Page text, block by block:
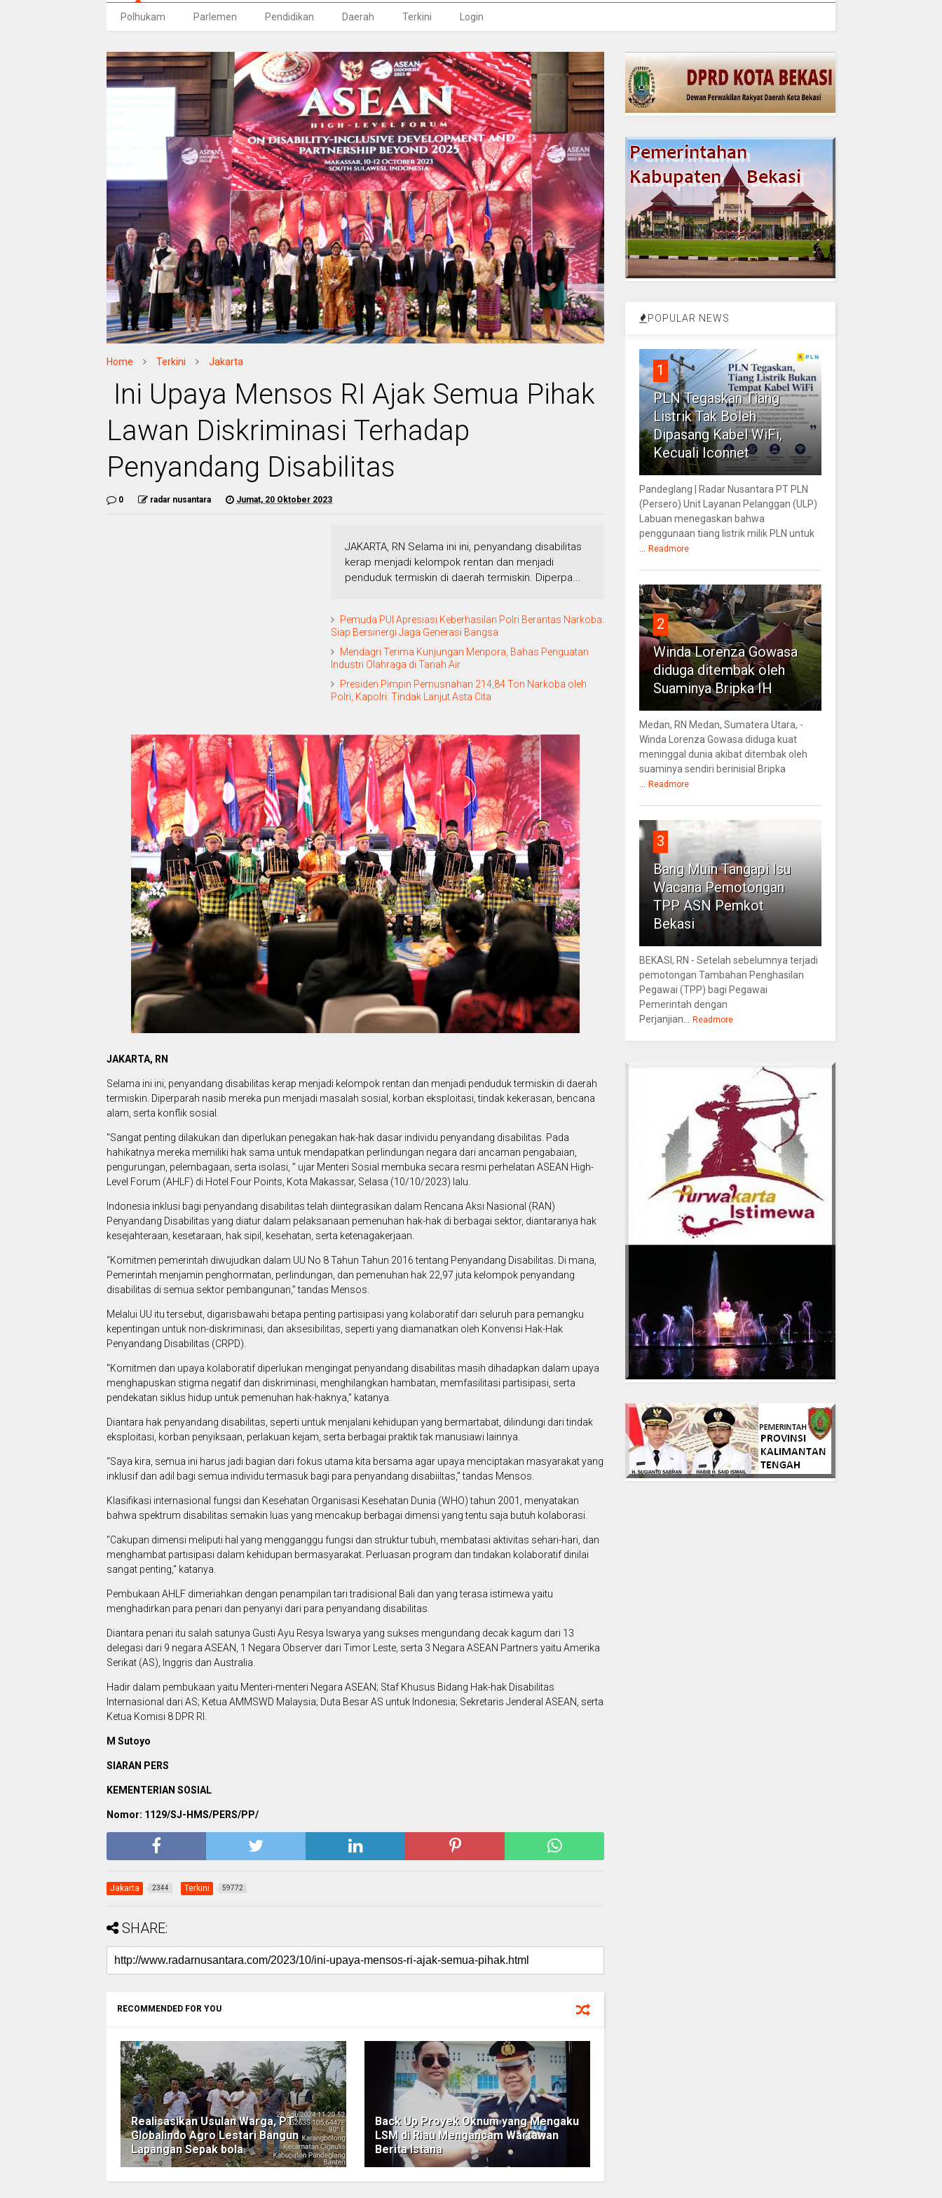
Polhukam Parlemen Pendidikan Daerah Terkini Login
Home Terkini Jakarta
Ini Upaya Mensos RI Ajak Semua Pihak
Lawan Diskriminasi Terhadap
Penyandang Disabilitas
0 radar nusantara Jumat, 20 Oktober 2023
JAKARTA, RN Selama ini ini, penyandang disabilitas
kerap menjadi kelompok rentan dan menjadi
penduduk termiskin di daerah termiskin. Diperpa...
Pemuda PUI Apresiasi Keberhasilan Polri Berantas Narkoba:
Siap Bersinergi Jaga Generasi Bangsa
Mendagri Terima Kunjungan Menpora, Bahas Penguatan
Industri Olahraga di Tanah Air
Presiden Pimpin Pemusnahan 214,84 Ton Narkoba oleh
Polri, Kapolri: Tindak Lanjut Asta Cita
JAKARTA, RN
Selama ini ini, penyandang disabilitas kerap menjadi kelompok rentan dan menjadi penduduk termiskin di daerah
termiskin. Diperparah nasib mereka pun menjadi masalah sosial, korban eksploitasi, tindak kekerasan, bencana
alam, serta konflik sosial.
"Sangat penting dilakukan dan diperlukan penegakan hak-hak dasar individu penyandang disabilitas. Pada
hahikatnya mereka memiliki hak sama untuk mendapatkan perlindungan negara dari ancaman pengabaian,
pengurungan, pelembagaan, serta isolasi, ” ujar Menteri Sosial membuka secara resmi perhelatan ASEAN High-
Level Forum (AHLF) di Hotel Four Points, Kota Makassar, Selasa (10/10/2023) lalu.
Indonesia inklusi bagi penyandang disabilitas telah diintegrasikan dalam Rencana Aksi Nasional (RAN)
Penyandang Disabilitas yang diatur dalam pelaksanaan pemenuhan hak-hak di berbagai sektor, diantaranya hak
kesejahteraan, kesetaraan, hak sipil, kesehatan, serta ketenagakerjaan.
“Komitmen pemerintah diwujudkan dalam UU No 8 Tahun Tahun 2016 tentang Penyandang Disabilitas. Di mana,
Pemerintah menjamin penghormatan, perlindungan, dan pemenuhan hak 22,97 juta kelompok penyandang
disabilitas di semua sektor pembangunan,” tandas Mensos.
Melalui UU itu tersebut, digarisbawahi betapa penting partisipasi yang kolaboratif dari seluruh para pemangku
kepentingan untuk non-diskriminasi, dan aksesibilitas, seperti yang diamanatkan oleh Konvensi Hak-Hak
Penyandang Disabilitas (CRPD).
"Komitmen dan upaya kolaboratif diperlukan mengingat penyandang disabilitas masih dihadapkan dalam upaya
menghapuskan stigma negatif dan diskriminasi, menghilangkan hambatan, memfasilitasi partisipasi, serta
pendekatan siklus hidup untuk pemenuhan hak-haknya," katanya.
Diantara hak penyandang disabilitas, seperti untuk menjalani kehidupan yang bermartabat, dilindungi dari tindak
eksploitasi, korban penyiksaan, perlakuan kejam, serta berbagai praktik tak manusiawi lainnya.
“Saya kira, semua ini harus jadi bagian dari fokus utama kita bersama agar upaya menciptakan masyarakat yang
inklusif dan adil bagi semua individu termasuk bagi para penyandang disabiiltas," tandas Mensos.
Klasifikasi internasional fungsi dan Kesehatan Organisasi Kesehatan Dunia (WHO) tahun 2001, menyatakan
bahwa spektrum disabilitas semakin luas yang mencakup berbagai dimensi yang tentu saja butuh kolaborasi.
"Cakupan dimensi meliputi hal yang mengganggu fungsi dan struktur tubuh, membatasi aktivitas sehari-hari, dan
menghambat partisipasi dalam kehidupan bermasyarakat. Perluasan program dan tindakan kolaboratif dinilai
sangat penting," katanya.
Pembukaan AHLF dimeriahkan dengan penampilan tari tradisional Bali dan yang terasa istimewa yaitu
menghadirkan para penari dan penyanyi dari para penyandang disabilitas.
Diantara penari itu salah satunya Gusti Ayu Resya Iswarya yang sukses mengundang decak kagum dari 13
delegasi dari 9 negara ASEAN, 1 Negara Observer dari Timor Leste, serta 3 Negara ASEAN Partners yaitu Amerika
Serikat (AS), Inggris dan Australia.
Hadir dalam pembukaan yaitu Menteri-menteri Negara ASEAN; Staf Khusus Bidang Hak-hak Disabilitas
Internasional dari AS; Ketua AMMSWD Malaysia; Duta Besar AS untuk Indonesia; Sekretaris Jenderal ASEAN, serta
Ketua Komisi 8 DPR RI.
M Sutoyo
SIARAN PERS
KEMENTERIAN SOSIAL
Nomor: 1129/SJ-HMS/PERS/PP/
Jakarta 2344 Terkini 59772
SHARE:
RECOMMENDED FOR YOU
Realisasikan Usulan Warga, PT
Globalindo Agro Lestari Bangun
Lapangan Sepak bola
Back Up Proyek Oknum yang Mengaku
LSM di Riau Mengancam Wartawan
Berita Istana
POPULAR NEWS
1
PLN Tegaskan Tiang
Listrik Tak Boleh
Dipasang Kabel WiFi,
Kecuali Iconnet
Pandeglang | Radar Nusantara PT PLN
(Persero) Unit Layanan Pelanggan (ULP)
Labuan menegaskan bahwa
penggunaan tiang listrik milik PLN untuk
Readmore
2
Winda Lorenza Gowasa
diduga ditembak oleh
Suaminya Bripka IH
Medan, RN Medan, Sumatera Utara, -
Winda Lorenza Gowasa diduga kuat
meninggal dunia akibat ditembak oleh
suaminya sendiri berinisial Bripka
Readmore
3
Bang Muin Tangapi Isu
Wacana Pemotongan
TPP ASN Pemkot
Bekasi
BEKASI, RN - Setelah sebelumnya terjadi
pemotongan Tambahan Penghasilan
Pegawai (TPP) bagi Pegawai
Pemerintah dengan
Perjanjian...
Readmore